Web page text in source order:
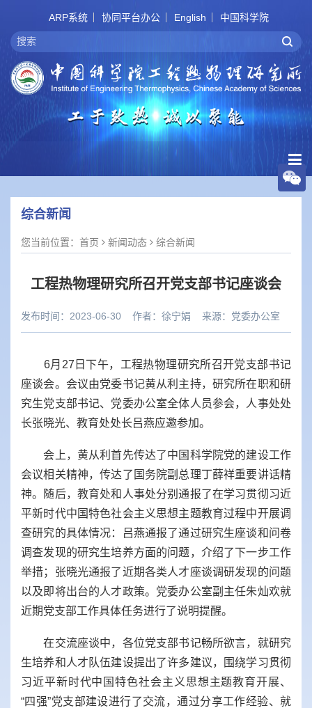
ARP系统 协同平台办公 English 中国科学院
综合新闻
您当前位置： 首页 新闻动态 综合新闻
工程热物理研究所召开党支部书记座谈会
发布时间：2023-06-30 作者： 徐宁娟 来源： 党委办公室
6月 27 日下午，工程热物理研究所召开党支部书记
座谈会。会议由党委书记黄从利主持，研究所在职和研
究生党支部书记、党委办公室全体人员参会，人事处处
长张晓光、教育处处长吕燕应邀参加。
会上，黄从利首先传达了中国科学院党的建设工作
会议相关精神，传达了 国务院副总理丁薛祥重要讲话精
神。随后，教育处和人事处分别通报了在学习贯彻习近
平新时代中国特色社会主义思想主题教育过程中开展调
查研究的具体情况：吕燕通报了通过研究生座谈和问卷
调查发现的研究生培养方面的问题，介绍了下一步工作
举措；张晓光通报了近期各类人才座谈调研发现的问题
以及即将出台的人才政策。党委办公室副主任朱灿欢就
近期党支部工作具体任务进行了说明提醒。
在交流座谈中，各位党支部书记畅所欲言，就研究
生培养和人才队伍建设提出了许多建议，围绕学习贯彻
习近平新时代中国特色社会主义思想主题教育开展、
“四强”党支部建设进行了交流，通过分享工作经验、就